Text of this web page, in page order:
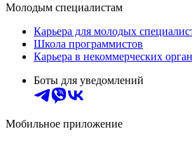
Молодым специалистам
Карьера для молодых
Школа программистов
Карьера в некоммерческих
Боты для уведомлений
Мобильное приложение